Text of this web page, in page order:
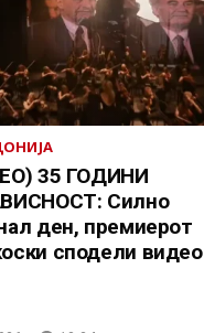
35 ГОДИНИ
Силно
ден, премиерот
сподели видео